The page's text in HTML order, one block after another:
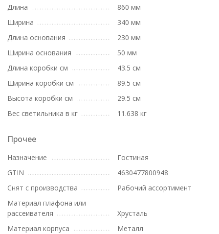
Длина
860 мм
Ширина
340 мм
Длина основания
230 мм
Ширина основания
50 мм
Длина коробки см
43.5 см
Ширина коробки см
89.5 см
Высота коробки см
29.5 см
Вес светильника в кг
11.638 кг
Прочее
Назначение
Гостиная
GTIN
4630477800948
Снят с производства
Рабочий ассортимент
Материал плафона или
рассеивателя
Хрусталь
Материал корпуса
Металл